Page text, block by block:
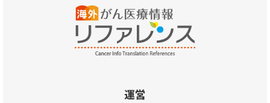
運営